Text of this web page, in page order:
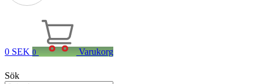
0 SEK 0 Varukorg
Sök